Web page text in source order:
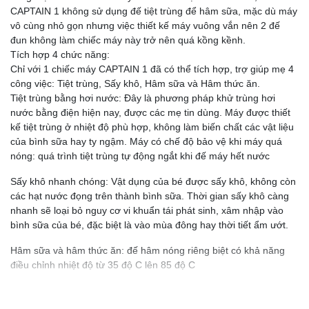
CAPTAIN 1 không sử dụng đế tiệt trùng để hâm sữa, mặc dù máy
vô cùng nhỏ gọn nhưng việc thiết kế máy vuông vắn nên 2 đế
đun không làm chiếc máy này trở nên quá kồng kềnh.
Tích hợp 4 chức năng:
Chỉ với 1 chiếc máy CAPTAIN 1 đã có thể tích hợp, trợ giúp mẹ 4
công việc: Tiệt trùng, Sấy khô, Hâm sữa và Hâm thức ăn.
Tiệt trùng bằng hơi nước: Đây là phương pháp khử trùng hơi
nước bằng điện hiện nay, được các mẹ tin dùng. Máy được thiết
kế tiệt trùng ở nhiệt độ phù hợp, không làm biến chất các vật liệu
của bình sữa hay ty ngậm. Máy có chế độ bảo vệ khi máy quá
nóng: quá trình tiệt trùng tự động ngắt khi đế máy hết nước
Sấy khô nhanh chóng: Vật dụng của bé được sấy khô, không còn
các hạt nước đọng trên thành bình sữa. Thời gian sấy khô càng
nhanh sẽ loại bỏ nguy cơ vi khuẩn tái phát sinh, xâm nhập vào
bình sữa của bé, đặc biệt là vào mùa đông hay thời tiết ẩm ướt.
Hâm sữa và hâm thức ăn: đế hâm nóng riêng biệt có khả năng
điều chỉnh nhiệt độ từ 35 độ C lên 85 độ C